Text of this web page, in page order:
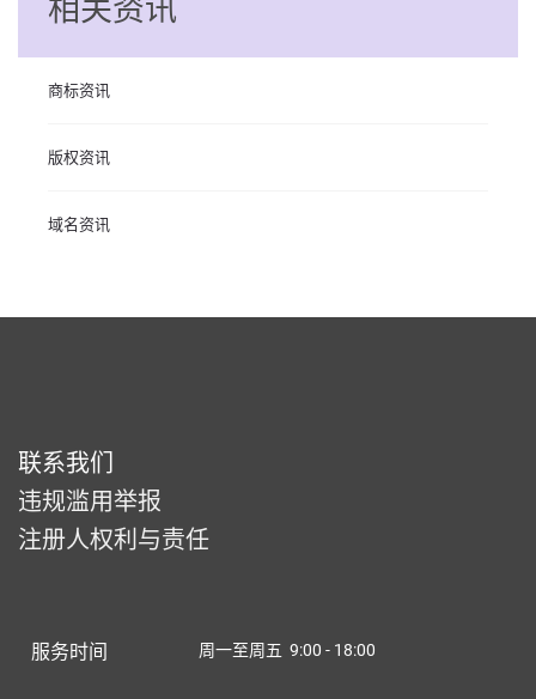
商标资讯
版权资讯
域名资讯
联系我们
违规滥用举报
注册人权利与责任
服务时间 周一至周五 9:00 - 18:00